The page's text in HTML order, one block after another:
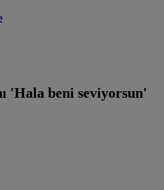
'Hala beni seviyorsun'